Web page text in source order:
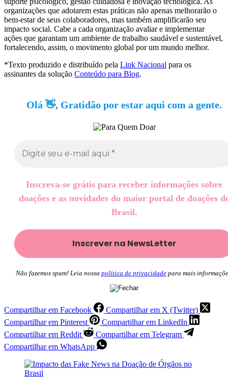
organizações que adotarem estas práticas não apenas melhorarão o
bem-estar de seus colaboradores, mas também amplificarão seu
impacto social. Cabe a cada organização avaliar e implementar
ações que garantam um ambiente de trabalho saudável e sustentável,
fortalecendo, assim, o movimento global por um mundo melhor.
*Texto produzido e distribuído pela Link Nacional para os
assinantes da solução Conteúdo para Blog.
Olá 👋, Gratidão por estar aqui com a gente.
Inscreva-se grátis para receber informações sobre
doações e as novidades do maior portal de doações
Brasil.
Não fazemos spam! Leia nossa política de privacidade para mais
Compartilhar em Facebook
Compartilhar em X (Twitter)
Compartilhar em Pinterest
Compartilhar em LinkedIn
Compartilhar em Reddit
Compartilhar em Telegram
Compartilhar em WhatsApp